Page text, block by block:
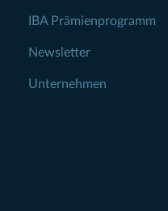
IBA Prämienprogramm
Newsletter
Unternehmen